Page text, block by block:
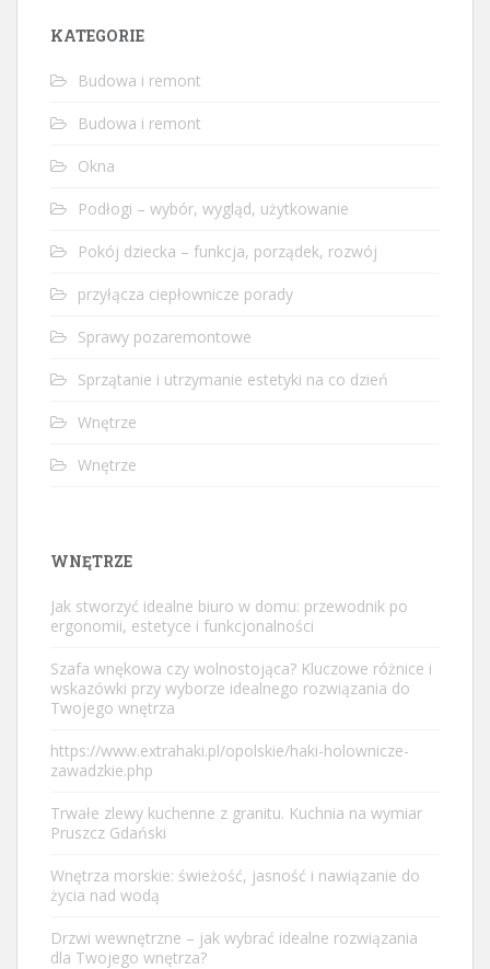
KATEGORIE
Budowa i remont
Budowa i remont
Okna
Podłogi – wybór, wygląd, użytkowanie
Pokój dziecka – funkcja, porządek, rozwój
przyłącza ciepłownicze porady
Sprawy pozaremontowe
Sprzątanie i utrzymanie estetyki na co dzień
Wnętrze
Wnętrze
WNĘTRZE
Jak stworzyć idealne biuro w domu: przewodnik po
ergonomii, estetyce i funkcjonalności
Szafa wnękowa czy wolnostojąca? Kluczowe różnice i
wskazówki przy wyborze idealnego rozwiązania do
Twojego wnętrza
https://www.extrahaki.pl/opolskie/haki-holownicze-
zawadzkie.php
Trwałe zlewy kuchenne z granitu. Kuchnia na wymiar
Pruszcz Gdański
Wnętrza morskie: świeżość, jasność i nawiązanie do
życia nad wodą
Drzwi wewnętrzne – jak wybrać idealne rozwiązania
dla Twojego wnętrza?